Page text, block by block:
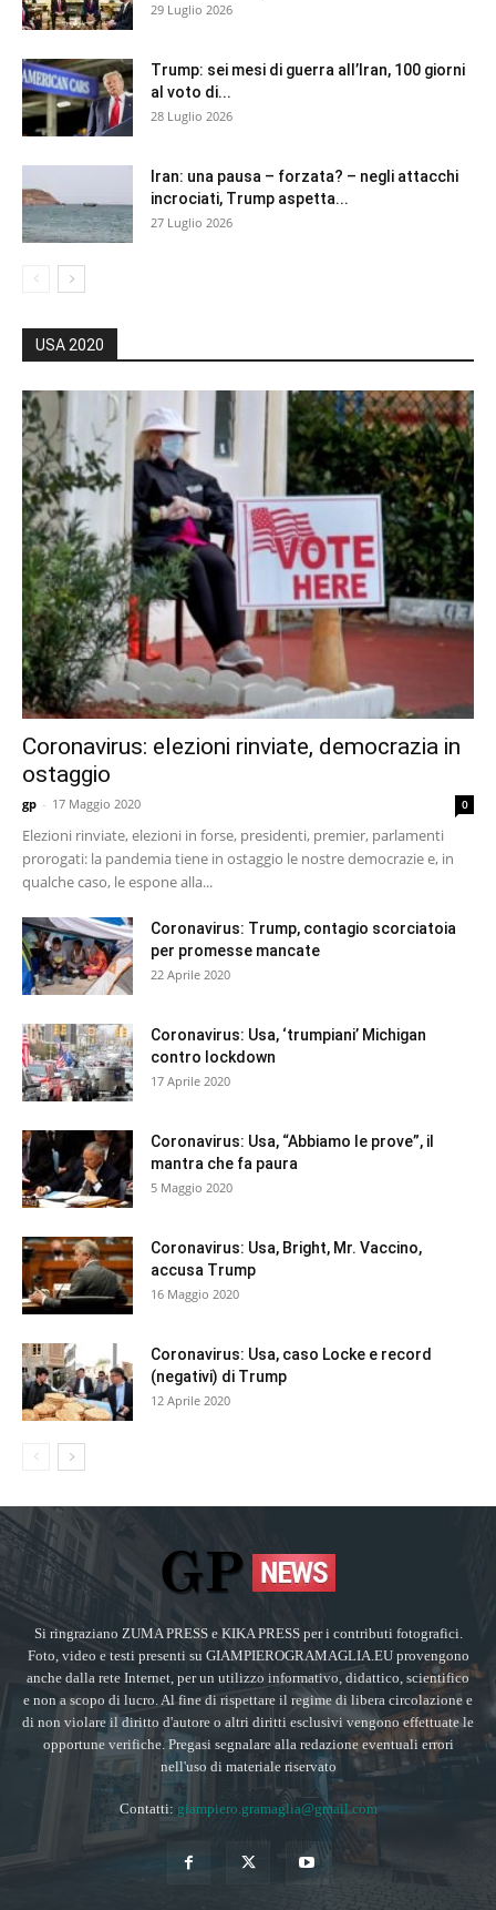
29 Luglio 2026
Trump: sei mesi di guerra all’Iran, 100 giorni
al voto di...
28 Luglio 2026
Iran: una pausa – forzata? – negli attacchi
incrociati, Trump aspetta...
27 Luglio 2026
USA 2020
Coronavirus: elezioni rinviate, democrazia in
ostaggio
gp - 17 Maggio 2020 0
Elezioni rinviate, elezioni in forse, presidenti, premier, parlamenti
prorogati: la pandemia tiene in ostaggio le nostre democrazie e, in
qualche caso, le espone alla...
Coronavirus: Trump, contagio scorciatoia
per promesse mancate
22 Aprile 2020
Coronavirus: Usa, ‘trumpiani’ Michigan
contro lockdown
17 Aprile 2020
Coronavirus: Usa, “Abbiamo le prove”, il
mantra che fa paura
5 Maggio 2020
Coronavirus: Usa, Bright, Mr. Vaccino,
accusa Trump
16 Maggio 2020
Coronavirus: Usa, caso Locke e record
(negativi) di Trump
12 Aprile 2020
Si ringraziano ZUMA PRESS e KIKA PRESS per i contributi fotografici.
Foto, video e testi presenti su GIAMPIEROGRAMAGLIA.EU provengono
anche dalla rete Internet, per un utilizzo informativo, didattico, scientifico
e non a scopo di lucro. Al fine di rispettare il regime di libera circolazione e
di non violare il diritto d'autore o altri diritti esclusivi vengono effettuate le
opportune verifiche. Pregasi segnalare alla redazione eventuali errori
nell'uso di materiale riservato
Contatti: giampiero.gramaglia@gmail.com